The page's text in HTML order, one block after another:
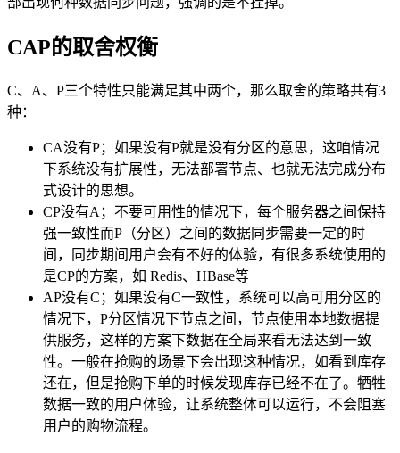
CAP的取舍权衡
C、A、P三个特性只能满足其中两个，那么取舍的策略共有3
种：
CA没有P；如果没有P就是没有分区的意思，这咱情况
下系统没有扩展性，无法部署节点、也就无法完成分布
式设计的思想。
CP没有A；不要可用性的情况下，每个服务器之间保持
强一致性而P（分区）之间的数据同步需要一定的时
间，同步期间用户会有不好的体验，有很多系统使用的
是CP的方案，如 Redis、HBase等
AP没有C；如果没有C一致性，系统可以高可用分区的
情况下，P分区情况下节点之间，节点使用本地数据提
供服务，这样的方案下数据在全局来看无法达到一致
性。一般在抢购的场景下会出现这种情况，如看到库存
还在，但是抢购下单的时候发现库存已经不在了。牺牲
数据一致的用户体验，让系统整体可以运行，不会阻塞
用户的购物流程。